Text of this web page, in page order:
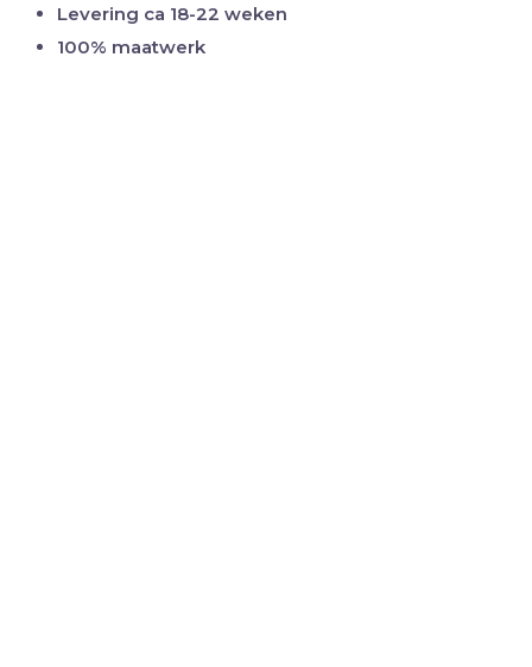
Levering ca 18-22 weken
100% maatwerk